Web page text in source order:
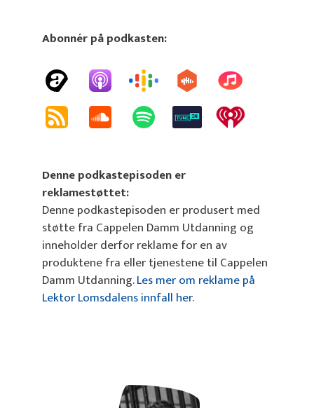
Abonnér på podkasten:
Denne podkastepisoden er
reklamestøttet:
Denne podkastepisoden er produsert med
støtte fra Cappelen Damm Utdanning og
inneholder derfor reklame for en av
produktene fra eller tjenestene til Cappelen
Damm Utdanning.Les mer om reklame på
Lektor Lomsdalens innfall her.